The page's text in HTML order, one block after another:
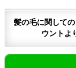
髪の毛に関して
ウントよ